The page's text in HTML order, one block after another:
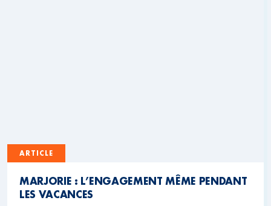
ARTICLE
MARJORIE : L’ENGAGEMENT MÊME PENDANT
LES VACANCES